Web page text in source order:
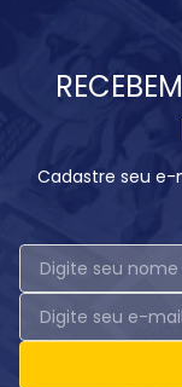
Cadastre seu e-